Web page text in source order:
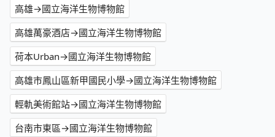
高雄→國立海洋生物博物館
高雄萬豪酒店→國立海洋生物博物館
荷本Urban→國立海洋生物博物館
高雄市鳳山區新甲國民小學→國立海洋生物博物館
輕軌美術館站→國立海洋生物博物館
台南市東區→國立海洋生物博物館